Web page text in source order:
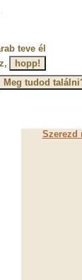
teve él
Szerezd